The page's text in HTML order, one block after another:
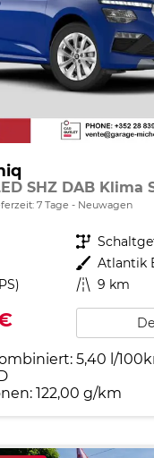
SHZ DAB Klima
7 Tage Neuwagen
Getriebe
Außenfarbe Atlantik
Kilometerstand 9 km
5,40 l/
122,00 g/km